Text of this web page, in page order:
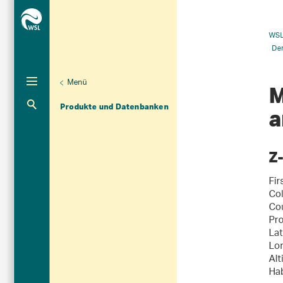
Dendrowissenschaften
Menü
Produkte und Datenbanken
Aktuelle Navigation